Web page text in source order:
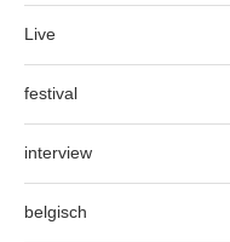
Live
festival
interview
belgisch